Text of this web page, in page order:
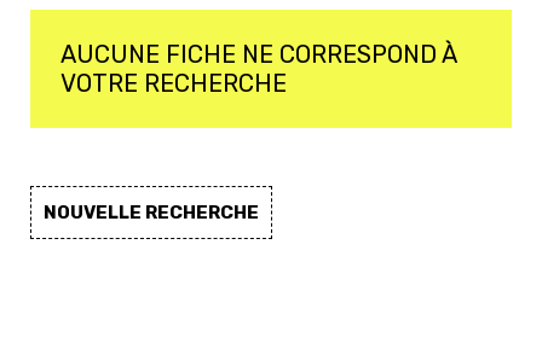
AUCUNE FICHE NE CORRESPOND À
VOTRE RECHERCHE
NOUVELLE RECHERCHE